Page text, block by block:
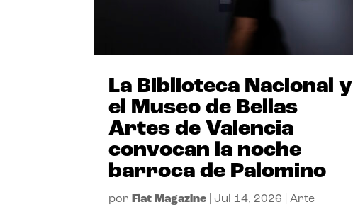
La Biblioteca Nacional y
el Museo de Bellas
Artes de Valencia
convocan la noche
barroca de Palomino
por Flat Magazine Jul 14, 2026 |Arte